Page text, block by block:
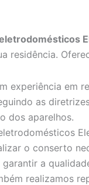
residência.
experiência em
as
dos aparelhos.
o conserto
a
realizamos